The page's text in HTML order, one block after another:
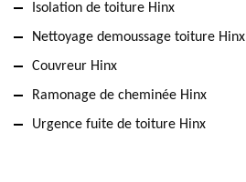
Isolation de toiture Hinx
Nettoyage demoussage toiture Hinx
Couvreur Hinx
Ramonage de cheminée Hinx
Urgence fuite de toiture Hinx